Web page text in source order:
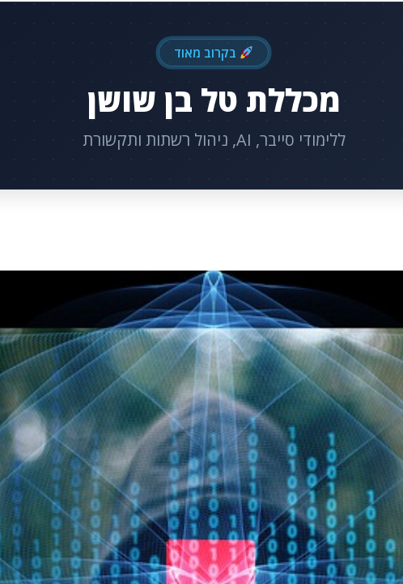
בקרוב מאוד
מכללת טל בן שושן
ללימודי סייבר, AI, ניהול רשתות ותקשורת